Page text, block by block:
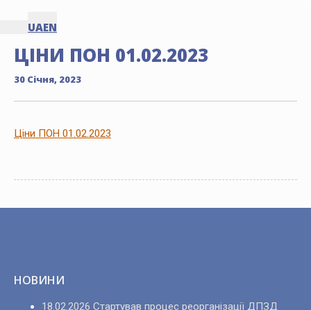
UAEN
ЦІНИ ПОН 01.02.2023
30 Січня, 2023
Ціни ПОН 01.02.2023
НОВИНИ
18.02.2026 Стартував процес реорганізації ДПЗД